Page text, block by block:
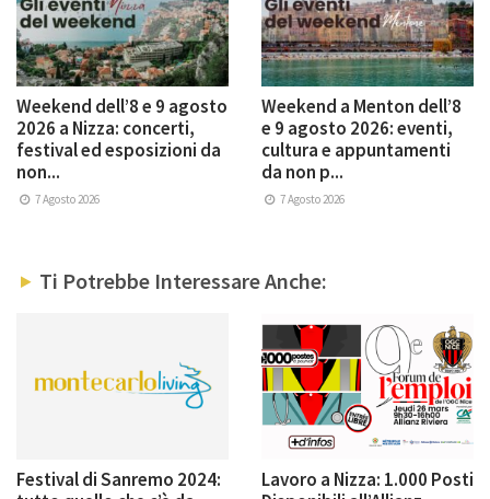
Weekend dell’8 e 9 agosto
2026 a Nizza: concerti,
festival ed esposizioni da
non...
7 Agosto 2026
Weekend a Menton dell’8
e 9 agosto 2026: eventi,
cultura e appuntamenti
da non p...
7 Agosto 2026
Ti Potrebbe Interessare Anche:
Festival di Sanremo 2024:
Lavoro a Nizza: 1.000 Posti